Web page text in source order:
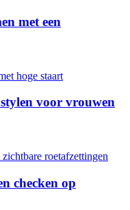
met een
voor vrouwen
checken op